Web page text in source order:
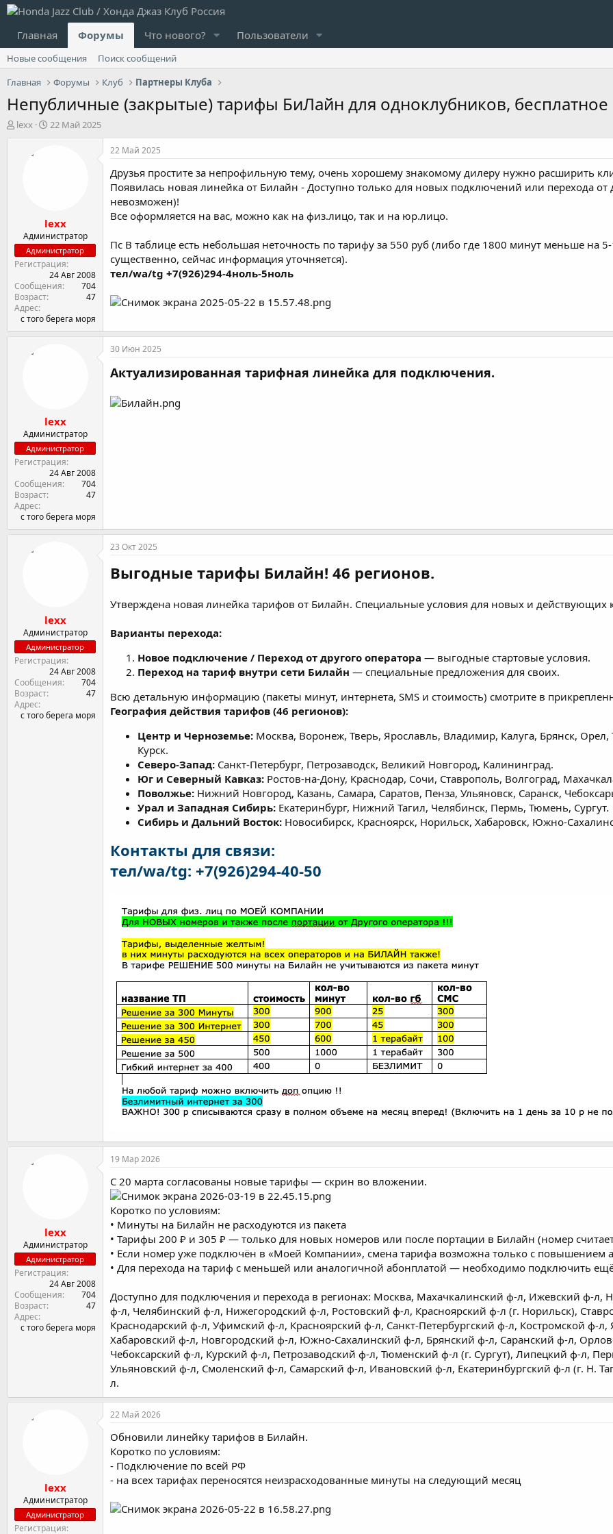
Главная Форумы Что нового? Пользователи
Новые сообщения
Поиск сообщений
Главная
Форумы Клуб Партнеры Клуба
Непубличные (закрытые) тарифы БиЛайн для одноклубников,
А
lexx
Д
л
а
22 Май 2025
lexx
Администратор
Администратор
Регистрация
24 Авг 2008
Сообщения
704
Возраст
47
Адрес
с того берега моря
22 Май 2025
Друзья простите за непрофильную тему, очень хорошему знакомому дилеру нужно расширить
Появилась новая линейка от Билайн - Доступно только для новых подключений или перехода от
невозможен)!
Все оформляется на вас, можно как на физ.лицо, так и на юр.лицо.
Пс В таблице есть небольшая неточность по тарифу за 550 руб (либо где 1800 минут меньше на
существенно, сейчас информация уточняется).
тел/wa/tg +7(926)294-4ноль-5ноль
lexx
Администратор
Администратор
Регистрация
24 Авг 2008
Сообщения
704
Возраст
47
Адрес
с того берега моря
30 Июн 2025
Актуализированная тарифная линейка для подключения.
lexx
Администратор
Администратор
Регистрация
24 Авг 2008
Сообщения
704
Возраст
47
Адрес
с того берега моря
23 Окт 2025
Выгодные тарифы Билайн! 46 регионов.
Утверждена новая линейка тарифов от Билайн. Специальные условия для новых и действующих
Варианты перехода:
Новое подключение / Переход от другого оператора — выгодные стартовые условия.
Переход на тариф внутри сети Билайн — специальные предложения для своих.
Всю детальную информацию (пакеты минут, интернета, SMS и стоимость) смотрите в
География действия тарифов (46 регионов):
Центр и Черноземье: Москва, Воронеж, Тверь, Ярославль, Владимир, Калуга, Брянск,
Курск.
Северо-Запад: Санкт-Петербург, Петрозаводск, Великий Новгород, Калининград.
Юг и Северный Кавказ: Ростов-на-Дону, Краснодар, Сочи, Ставрополь, Волгоград,
Поволжье: Нижний Новгород, Казань, Самара, Саратов, Пенза, Ульяновск, Саранск,
Урал и Западная Сибирь: Екатеринбург, Нижний Тагил, Челябинск, Пермь, Тюмень, Сургут.
Сибирь и Дальний Восток: Новосибирск, Красноярск, Норильск, Хабаровск, Южно-
Контакты для связи:
тел/wa/tg: +7(926)294-40-50
lexx
Администратор
Администратор
Регистрация
24 Авг 2008
Сообщения
704
Возраст
47
Адрес
с того берега моря
19 Мар 2026
С 20 марта согласованы новые тарифы — скрин во вложении.
Коротко по условиям:
• Минуты на Билайн не расходуются из пакета
• Тарифы 200 ₽ и 305 ₽ — только для новых номеров или после портации в Билайн (номер
• Если номер уже подключён в «Моей Компании», смена тарифа возможна только с повышением
• Для перехода на тариф с меньшей или аналогичной абонплатой — необходимо подключить
Доступно для подключения и перехода в регионах: Москва, Махачкалинский ф-л, Ижевский ф-л,
ф-л, Челябинский ф-л, Нижегородский ф-л, Ростовский ф-л, Красноярский ф-л (г. Норильск),
Краснодарский ф-л, Уфимский ф-л, Красноярский ф-л, Санкт-Петербургский ф-л, Костромской ф-
Хабаровский ф-л, Новгородский ф-л, Южно-Сахалинский ф-л, Брянский ф-л, Саранский ф-л,
Чебоксарский ф-л, Курский ф-л, Петрозаводский ф-л, Тюменский ф-л (г. Сургут), Липецкий ф-л,
Ульяновский ф-л, Смоленский ф-л, Самарский ф-л, Ивановский ф-л, Екатеринбургский ф-л (г. Н.
л.
lexx
Администратор
Администратор
Регистрация
22 Май 2026
Обновили линейку тарифов в Билайн.
Коротко по условиям:
- Подключение по всей РФ
- на всех тарифах переносятся неизрасходованные минуты на следующий месяц